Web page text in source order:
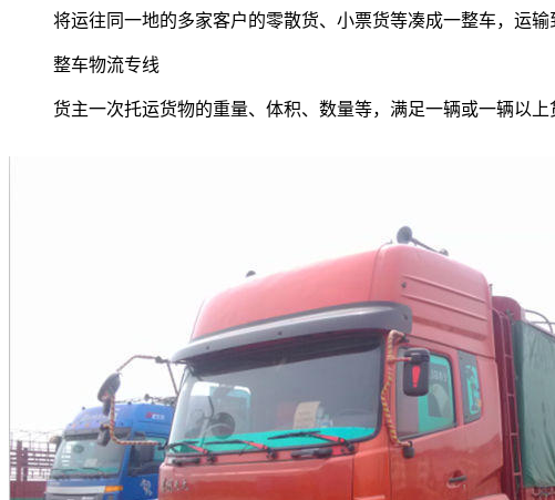
将运往同一地的多家客户的零散货、小票货等凑成一整车，运
整车物流专线
货主一次托运货物的重量、体积、数量等，满足一辆或一辆以上